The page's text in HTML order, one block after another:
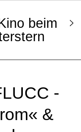
beim
-
&